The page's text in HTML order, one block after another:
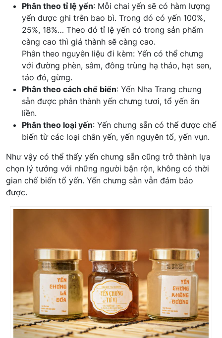
Phân theo tỉ lệ yến: Mỗi chai yến sẽ có hàm lượng
yến được ghi trên bao bì. Trong đó có yến 100%,
25%, 18%… Theo đó tỉ lệ yến có trong sản phẩm
càng cao thì giá thành sẽ càng cao.
Phân theo nguyên liệu đi kèm: Yến có thể chưng
với đường phèn, sâm, đông trùng hạ thảo, hạt sen,
táo đỏ, gừng.
Phân theo cách chế biến: Yến Nha Trang chưng
sẵn được phân thành yến chưng tươi, tổ yến ăn
liền.
Phân theo loại yến: Yến chưng sẵn có thể được chế
biến từ các loại chân yến, yến nguyên tổ, yến vụn.
Như vậy có thể thấy yến chưng sẵn cũng trở thành lựa
chọn lý tưởng với những người bận rộn, không có thời
gian chế biến tổ yến. Yến chưng sẵn vẫn đảm bảo
được.